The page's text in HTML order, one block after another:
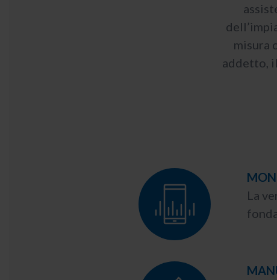
misura
addetto,
La